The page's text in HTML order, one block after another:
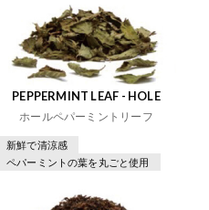
PEPPERMINT LEAF - HOLE
ホールペパーミントリーフ
新鮮で清涼感
ペパーミントの葉を丸ごと使用